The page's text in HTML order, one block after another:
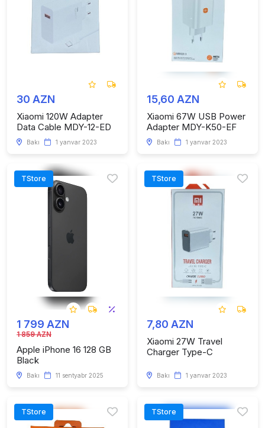
30 AZN
Xiaomi 120W Adapter
Data Cable MDY-12-ED
Bakı 1 yanvar 2023
15,60 AZN
Xiaomi 67W USB Power
Adapter MDY-K50-EF
Bakı 1 yanvar 2023
TStore
1 799 AZN
1 859 AZN
Apple iPhone 16 128 GB
Black
Bakı 11 sentyabr 2025
TStore
7,80 AZN
Xiaomi 27W Travel
Charger Type-C
Bakı 1 yanvar 2023
TStore TStore